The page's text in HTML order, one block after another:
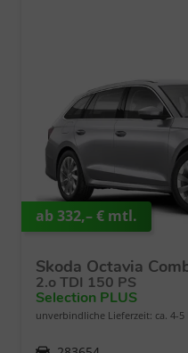
ab 332,– € mtl.
Skoda Octavia
2.o TDI 150 PS
Selection PLUS
unverbindliche Lieferzeit: ca. 4-